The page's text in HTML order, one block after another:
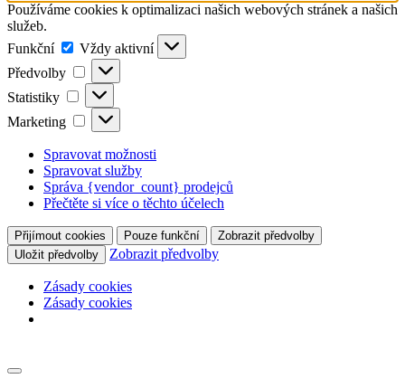
Používáme cookies k optimalizaci našich webových stránek a našich
služeb.
Funkční
Funkční
Vždy aktivní
Předvolby
Předvolby
Statistiky Statistiky
Marketing Marketing
Spravovat možnosti
Spravovat služby
Správa {vendor_count} prodejců
Přečtěte si více o těchto účelech
Přijímout cookies Pouze funkční
Zobrazit předvolby
Uložit předvolby
Zobrazit předvolby
Zásady cookies
Zásady cookies
to